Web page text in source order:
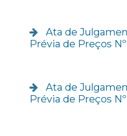
Ata de
Prévia de Preços
Ata de
Prévia de Preços